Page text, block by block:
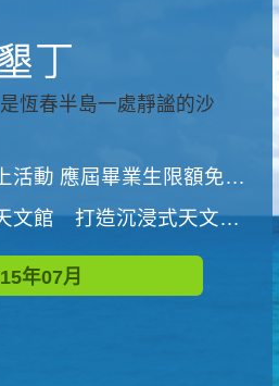
動 應屆畢業生限額免費參加
打造沉浸式天文探索營隊
年07月